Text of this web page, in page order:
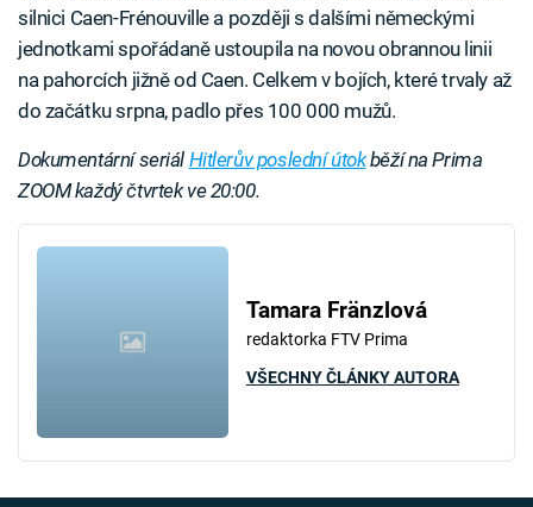
silnici Caen-Frénouville a později s dalšími německými
jednotkami spořádaně ustoupila na novou obrannou linii
na pahorcích jižně od Caen. Celkem v bojích, které trvaly až
do začátku srpna, padlo přes 100 000 mužů.
Dokumentární seriál Hitlerův poslední útokběží na Prima
ZOOM každý čtvrtek ve 20:00.
Tamara Fränzlová
redaktorka FTV Prima
VŠECHNY ČLÁNKY AUTORA